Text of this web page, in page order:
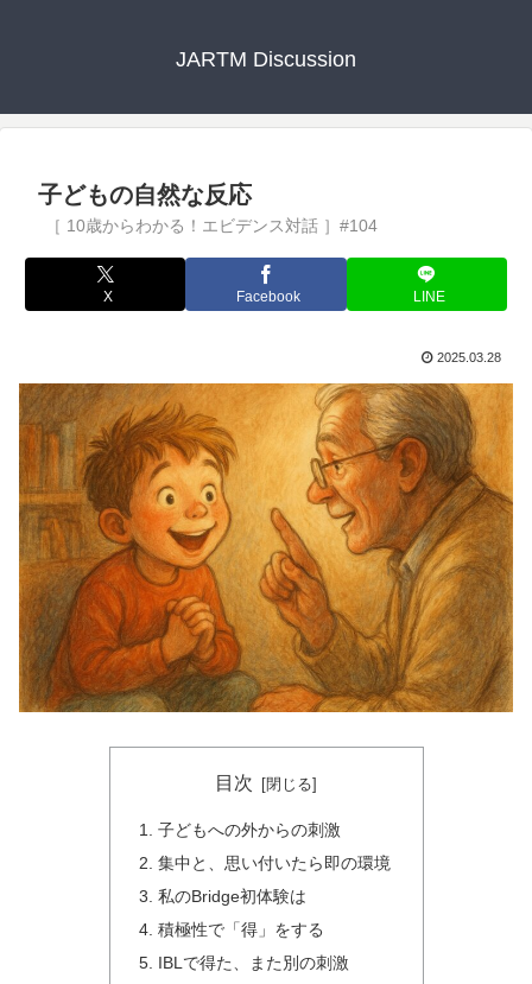
JARTM Discussion
子どもの自然な反応
X Facebook LINE
2025.03.28
目次
子どもへの外からの刺激
集中と、思い付いたら即の環境
私のBridge初体験は
積極性で「得」をする
IBLで得た、また別の刺激